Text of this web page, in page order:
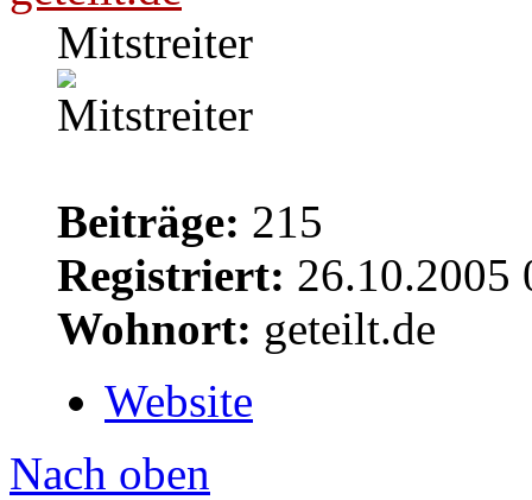
Mitstreiter
Beiträge: 215
Registriert: 26.10.2005
Wohnort: geteilt.de
Website
Nach oben